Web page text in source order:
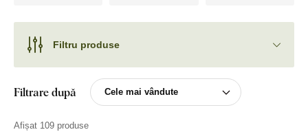
Filtru produse
Filtrare după
Afișat 109 produse